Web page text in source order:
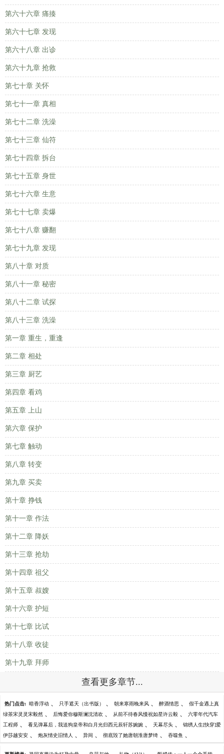
第六十六章 痛揍
第六十七章 发现
第六十八章 出诊
第六十九章 抢救
第七十章 关怀
第七十一章 真相
第七十二章 洗澡
第七十三章 仙符
第七十四章 拆台
第七十五章 身世
第七十六章 生意
第七十七章 卖爆
第七十八章 赚翻
第七十九章 发现
第八十章 对质
第八十一章 秘密
第八十二章 试探
第八十三章 洗澡
第一章 重生，重逢
第二章 相处
第三章 厨艺
第四章 看鸡
第五章 上山
第六章 保护
第七章 触动
第八章 转变
第九章 买卖
第十章 挣钱
第十一章 作法
第十二章 降妖
第十三章 抢劫
第十四章 祖父
第十五章 叔嫂
第十六章 护短
第十七章 比试
第十八章 收徒
第十九章 拜师
查看更多章节...
热门点击: 暗香浮动 、 只手遮天（出书版） 、 朝来寒雨晚来风 、 醉酒情思 、 假千金遇上真
绿茶宋灵灵宋毅然 、 后悔爱你穆斯澜沈清欢 、 从前不待春风慢祝如星许云毅 、 六零年代汽车
工程师 、 看见弹幕后，我送狗皇帝和白月光归西元辰轩苏婉婉 、 天幕尽头 、 锦绣人生[快穿]爱
伊莎越安安 、 炮灰情史旧情人 、 异间 、 彻底毁了她唐朝淮唐梦绮 、 吞噬鱼 、